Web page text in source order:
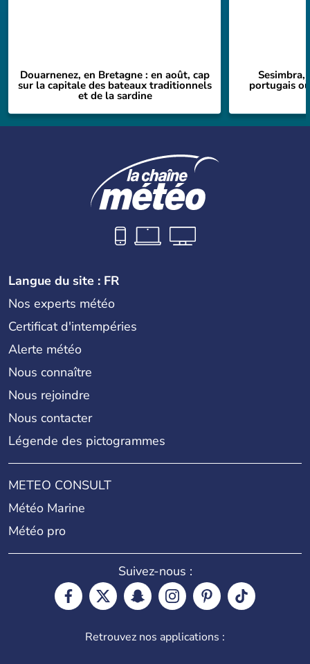
Douarnenez, en Bretagne : en août, cap
sur la capitale des bateaux traditionnels
et de la sardine
Sesimbra,
portugais
Langue du site : FR
Nos experts météo
Certificat d'intempéries
Alerte météo
Nous connaître
Nous rejoindre
Nous contacter
Légende des pictogrammes
METEO CONSULT
Météo Marine
Météo pro
Suivez-nous :
Retrouvez nos applications :